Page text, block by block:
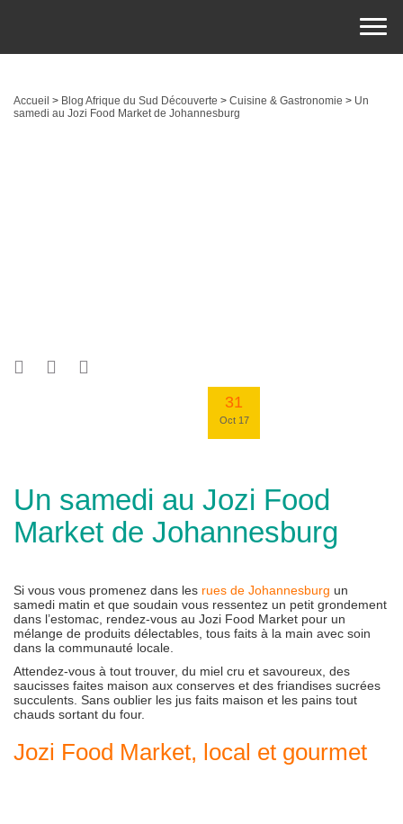
Accueil > Blog Afrique du Sud Découverte > Cuisine & Gastronomie > Un
samedi au Jozi Food Market de Johannesburg
31
Oct 17
Un samedi au Jozi Food
Market de Johannesburg
Si vous vous promenez dans les rues de Johannesburg un
samedi matin et que soudain vous ressentez un petit grondement
dans l’estomac, rendez-vous au Jozi Food Market pour un
mélange de produits délectables, tous faits à la main avec soin
dans la communauté locale.
Attendez-vous à tout trouver, du miel cru et savoureux, des
saucisses faites maison aux conserves et des friandises sucrées
succulents. Sans oublier les jus faits maison et les pains tout
chauds sortant du four.
Jozi Food Market, local et gourmet